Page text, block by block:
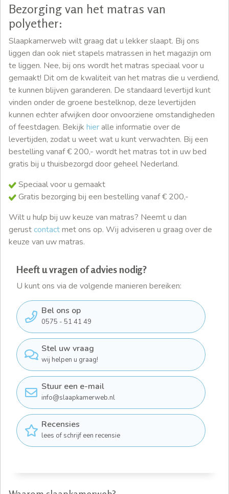
Bezorging van het matras van
polyether:
Slaapkamerweb wilt graag dat u lekker slaapt. Bij ons
liggen dan ook niet stapels matrassen in het magazijn om
te liggen. Nee, bij ons wordt het matras speciaal voor u
gemaakt! Dit om de kwaliteit van het matras die u verdiend,
te kunnen blijven garanderen. De standaard levertijd kunt
vinden onder de groene bestelknop, deze levertijden
kunnen echter afwijken door onvoorziene omstandigheden
of feestdagen. Bekijk hieralle informatie over de
levertijden, zodat u weet wat u kunt verwachten. Bij een
bestelling vanaf € 200,- wordt het matras tot in uw bed
gratis bij u thuisbezorgd door geheel Nederland.
Speciaal voor u gemaakt
Gratis bezorging bij een bestelling vanaf € 200,-
Wilt u hulp bij uw keuze van matras? Neemt u dan
gerustcontactmet ons op. Wij adviseren u graag over de
keuze van uw matras.
Heeft u vragen of advies nodig?
U kunt ons via de volgende manieren bereiken:
Bel ons op
0575 - 51 41 49
Stel uw vraag
wij helpen u graag!
Stuur een e-mail
info@slaapkamerweb.nl
Recensies
lees of schrijf een recensie